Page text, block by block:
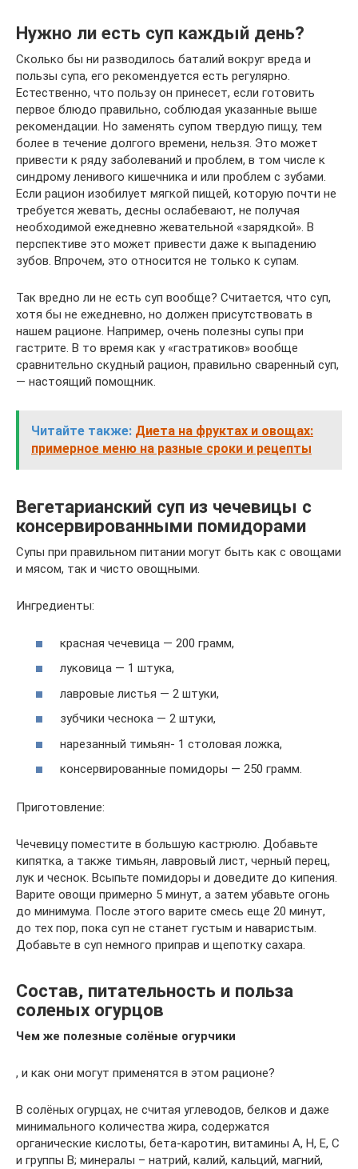
Нужно ли есть суп каждый день?
Сколько бы ни разводилось баталий вокруг вреда и
пользы супа, его рекомендуется есть регулярно.
Естественно, что пользу он принесет, если готовить
первое блюдо правильно, соблюдая указанные выше
рекомендации. Но заменять супом твердую пищу, тем
более в течение долгого времени, нельзя. Это может
привести к ряду заболеваний и проблем, в том числе к
синдрому ленивого кишечника и или проблем с зубами.
Если рацион изобилует мягкой пищей, которую почти не
требуется жевать, десны ослабевают, не получая
необходимой ежедневно жевательной «зарядкой». В
перспективе это может привести даже к выпадению
зубов. Впрочем, это относится не только к супам.
Так вредно ли не есть суп вообще? Считается, что суп,
хотя бы не ежедневно, но должен присутствовать в
нашем рационе. Например, очень полезны супы при
гастрите. В то время как у «гастратиков» вообще
сравнительно скудный рацион, правильно сваренный суп,
— настоящий помощник.
Читайте также: Диета на фруктах и овощах:
примерное меню на разные сроки и рецепты
Вегетарианский суп из чечевицы с
консервированными помидорами
Супы при правильном питании могут быть как с овощами
и мясом, так и чисто овощными.
Ингредиенты:
красная чечевица — 200 грамм,
луковица — 1 штука,
лавровые листья — 2 штуки,
зубчики чеснока — 2 штуки,
нарезанный тимьян- 1 столовая ложка,
консервированные помидоры — 250 грамм.
Приготовление:
Чечевицу поместите в большую кастрюлю. Добавьте
кипятка, а также тимьян, лавровый лист, черный перец,
лук и чеснок. Всыпьте помидоры и доведите до кипения.
Варите овощи примерно 5 минут, а затем убавьте огонь
до минимума. После этого варите смесь еще 20 минут,
до тех пор, пока суп не станет густым и наваристым.
Добавьте в суп немного приправ и щепотку сахара.
Состав, питательность и польза
соленых огурцов
Чем же полезные солёные огурчики
, и как они могут применятся в этом рационе?
В солёных огурцах, не считая углеводов, белков и даже
минимального количества жира, содержатся
органические кислоты, бета-каротин, витамины А, Н, Е, С
и группы В; минералы – натрий, калий, кальций, магний,